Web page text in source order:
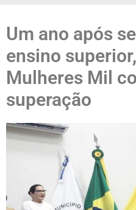
Um ano após
ensino
Mulheres Mil
superação